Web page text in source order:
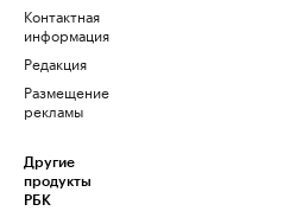
Контактная
информация
Редакция
Размещение
рекламы
Другие
продукты
РБК